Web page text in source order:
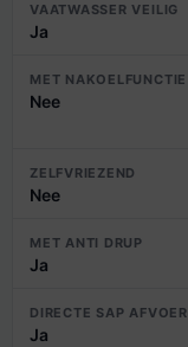
VAATWASSER VEILIG
Ja
MET NAKOELFUNCTIE
Nee
ZELFVRIEZEND
Nee
MET ANTI DRUP
Ja
DIRECTE SAP AFVOER
Ja